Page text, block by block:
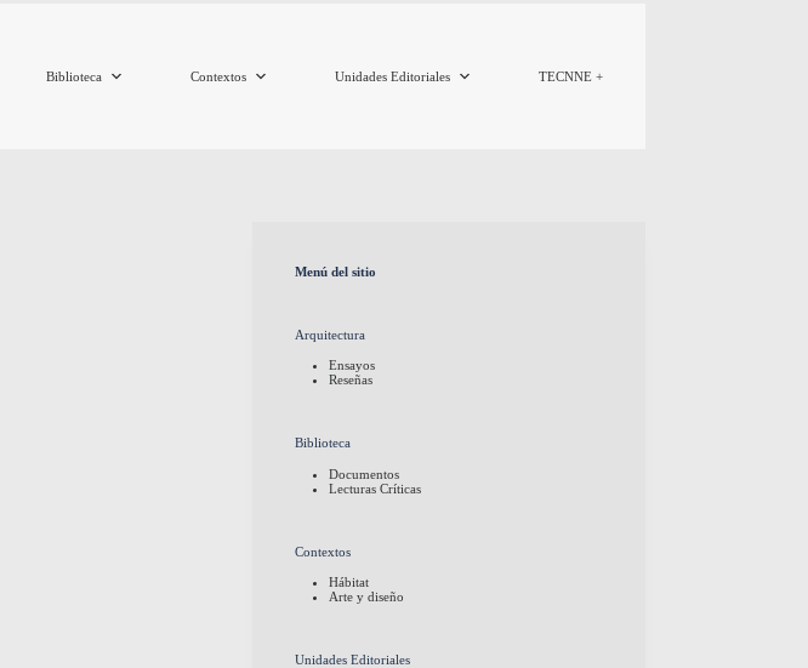
Biblioteca Contextos Unidades Editoriales TECNNE +
Menú del sitio
Arquitectura
Ensayos
Reseñas
Biblioteca
Documentos
Lecturas Críticas
Contextos
Hábitat
Arte y diseño
Unidades Editoriales